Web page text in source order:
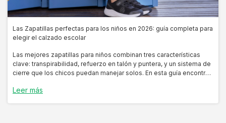
Las Zapatillas perfectas para los niños en 2026: guía completa para
elegir el calzado escolar
Las mejores zapatillas para niños combinan tres características
clave: transpirabilidad, refuerzo en talón y puntera, y un sistema de
cierre que los chicos puedan manejar solos. En esta guía encontrás
Handicap para el 2026, ordenados por edad y uso.
Leer más